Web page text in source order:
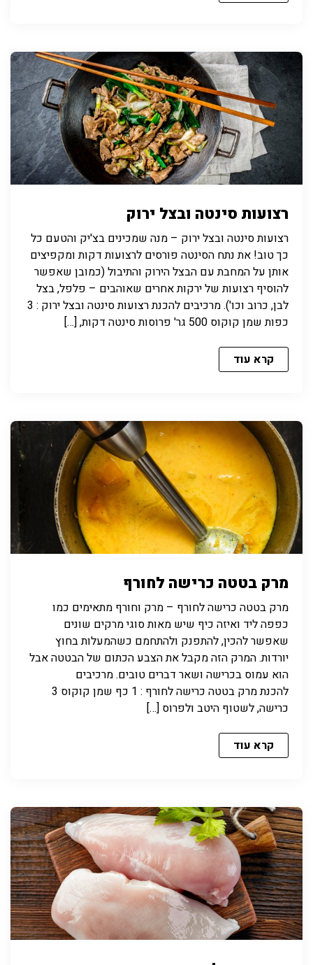
רצועות סינטה ובצל ירוק
רצועות סינטה ובצל ירוק – מנה שמכינים בצ'יק והטעם כל
כך טוב! את נתח הסינטה פורסים לרצועות דקות ומקפיצים
אותן על המחבת עם הבצל הירוק והתיבול (כמובן שאפשר
להוסיף רצועות של ירקות אחרים שאוהבים – פלפל, בצל
לבן, כרוב וכו'). מרכיבים להכנת רצועות סינטה ובצל ירוק : 3
כפות שמן קוקוס 500 גר' פרוסות סינטה דקות, […]
קרא עוד
מרק בטטה כרישה לחורף
מרק בטטה כרישה לחורף – מרק וחורף מתאימים כמו
כפפה ליד ואיזה כיף שיש מאות סוגי מרקים שונים
שאפשר להכין, להתפנק ולהתחמם כשהמעלות בחוץ
יורדות. המרק הזה מקבל את הצבע הכתום של הבטטה אבל
הוא עמוס בכרישה ושאר דברים טובים. מרכיבים
להכנת מרק בטטה כרישה לחורף : 1 כף שמן קוקוס 3
כרישה, לשטוף היטב ולפרוס […]
קרא עוד